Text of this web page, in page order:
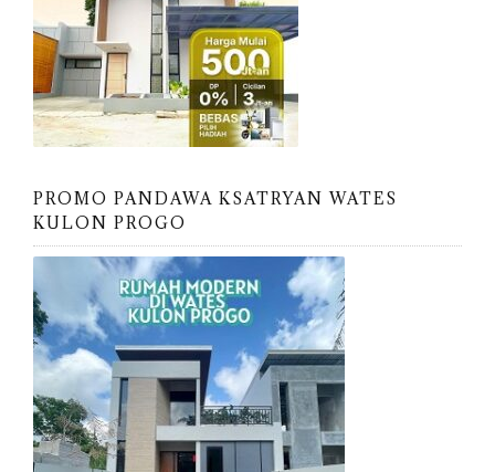
PROMO PANDAWA KSATRYAN WATES
KULON PROGO